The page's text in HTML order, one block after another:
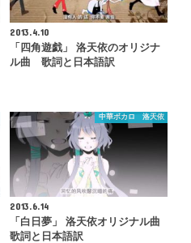
2013.4.10
「四角遊戯」 洛天依のオリジナ
ル曲 歌詞と日本語訳
中華ボカロ 洛天依
2013.6.14
「白日夢」 洛天依オリジナル曲
歌詞と日本語訳